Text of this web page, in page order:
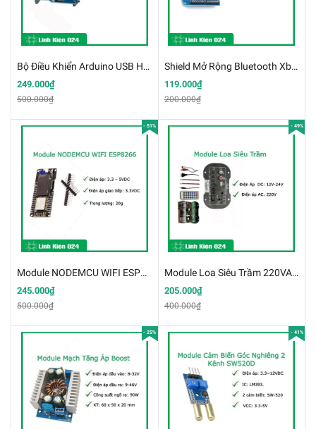
Bộ Điều Khiển Arduino USB Host Shield-Google ADK (K3F8)
249.000₫
500.000₫
Shield Mở Rộng Bluetooth Xbee V03 (K3D8)
119.000₫
200.000₫
- 51%
Module NODEMCU WIFI ESP8266 OLED NODEMCU 0.96 inch (K3D4-1)
245.000₫
500.000₫
- 49%
Module Loa Siêu Trầm 220VAC 12V-24VDC TDA2009 10W+10W
205.000₫
400.000₫
- 25% - 41%